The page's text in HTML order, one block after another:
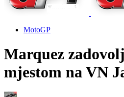
MotoGP
Marquez
mjestom na VN